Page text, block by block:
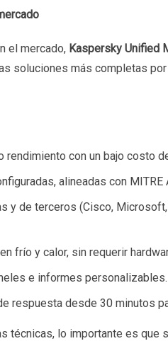
el mercado, Kaspersky Unified
soluciones más completas
rendimiento con un bajo costo
alineadas con MITRE
y de terceros (Cisco,
frío y calor, sin requerir
e informes personalizables.
respuesta desde 30 minutos
técnicas, lo importante es que